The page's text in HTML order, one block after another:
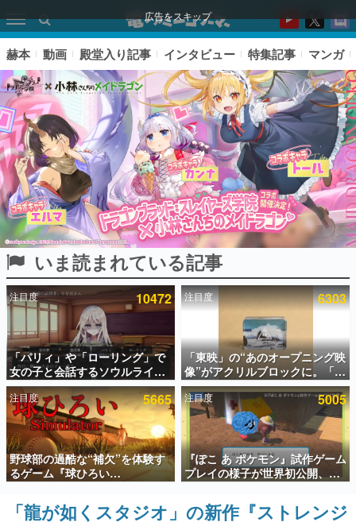
広告をスキップ
ピックアップ
電ファミのいま読まれている記事ランキング
アプリセール情報
インタビュー
連載・特集一覧
殿堂入り記事
SNS拡散数が数千以上！ ページビュー数万以上！ などな
ど。多くの人々に読まれた、電ファミ渾身の“殿堂入り”記
事をまとめました。
ゲームの企画書
赫本 動画 殿堂入り記事 インタビュー 特集記事 マンガ
いま読まれている記事
注目度 10472
「パリィ」や「ローリング」で
女の子と会話するソウルライク
恋愛ゲーム『小早川さんはソウ
ルライク』無料公開。返事に失
敗すると「YOU DIED」
注目度 6303
「東映」の“あのオープニング映
像”がアクリルブロックに。「東
映ヒストリカル グッズコレクシ
ョン」が8月下旬より発売
注目度 5665
野球部の過酷な“補欠”を体験す
るゲーム『球ひろい
Simulator』が「1件」のウィッ
シュリストをもとにチェコ語に
対応しSNSで話題に。『キング
注目度 5005
『ぽこ あ ポケモン』試作ゲーム
プレイの様子が世界初公開、貴
重な企画書の一部も見れちゃ
う。ゲームフリーク・大森滋氏
が開発秘話を語る動画がゲーム
「龍が如くスタジオ」の新作『ストレンジ